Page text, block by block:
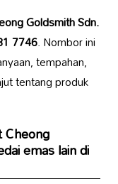
Goldsmith Sdn.
7746. Nombor ini
tempahan,
tentang produk
emas lain di